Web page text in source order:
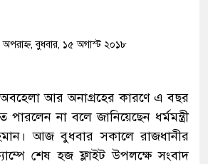
বুধবার, ১৫ অগাস্ট ২০১৮
আর অনাগ্রহের কারণে এ বছর
না বলে জানিয়েছেন ধর্মমন্ত্রী
আজ বুধবার সকালে রাজধানীর
শেষ হজ ফ্লাইট উপলক্ষে সংবাদ